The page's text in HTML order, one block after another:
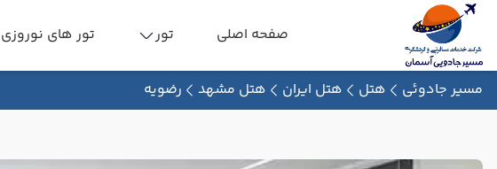
صفحه اصلی تور تور های نوروزی
مسیر جادوئی هتل هتل ایران هتل مشهد رضویه